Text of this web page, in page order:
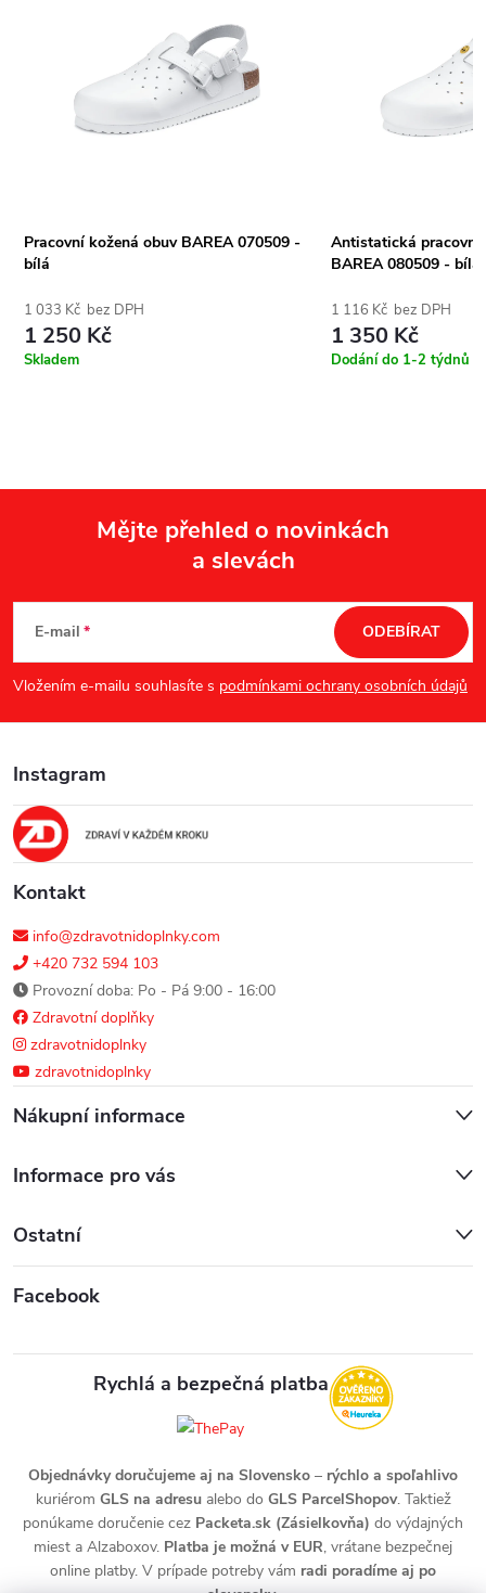
Pracovní kožená obuv BAREA 070509 -
bílá
1 033 Kč bez DPH
1 250 Kč
Skladem
Antistatická pracovní
BAREA 080509 - bílá
1 116 Kč bez DPH
1 350 Kč
Dodání do 1-2 týdnů
p
a
t
Mějte přehled o novinkách
a slevách
E-mail
Vložením e-mailu souhlasíte s podmínkami ochrany osobních údajů
ODEBÍRAT
Instagram
Kontakt
info@zdravotnidoplnky.com
+420 732 594 103
Provozní doba: Po - Pá 9:00 - 16:00
Zdravotní doplňky
zdravotnidoplnky
zdravotnidoplnky
Nákupní informace
Informace pro vás
Ostatní
Facebook
Rychlá a bezpečná platba
Objednávky doručujeme aj na Slovensko – rýchlo a spoľahlivo
kuriérom GLS na adresualebo do GLS ParcelShopov. Taktiež
ponúkame doručenie cez Packeta.sk (Zásielkovňa) do výdajných
miest a Alzaboxov. Platba je možná v EUR, vrátane bezpečnej
online platby. V prípade potreby vám radi poradíme aj po